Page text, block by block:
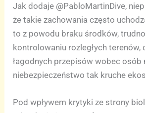
Jak dodaje @PabloMartinDive,
że takie zachowania często
to z powodu braku środków,
kontrolowaniu rozległych terenów,
łagodnych przepisów wobec osób
niebezpieczeństwo tak kruche
Pod wpływem krytyki ze strony